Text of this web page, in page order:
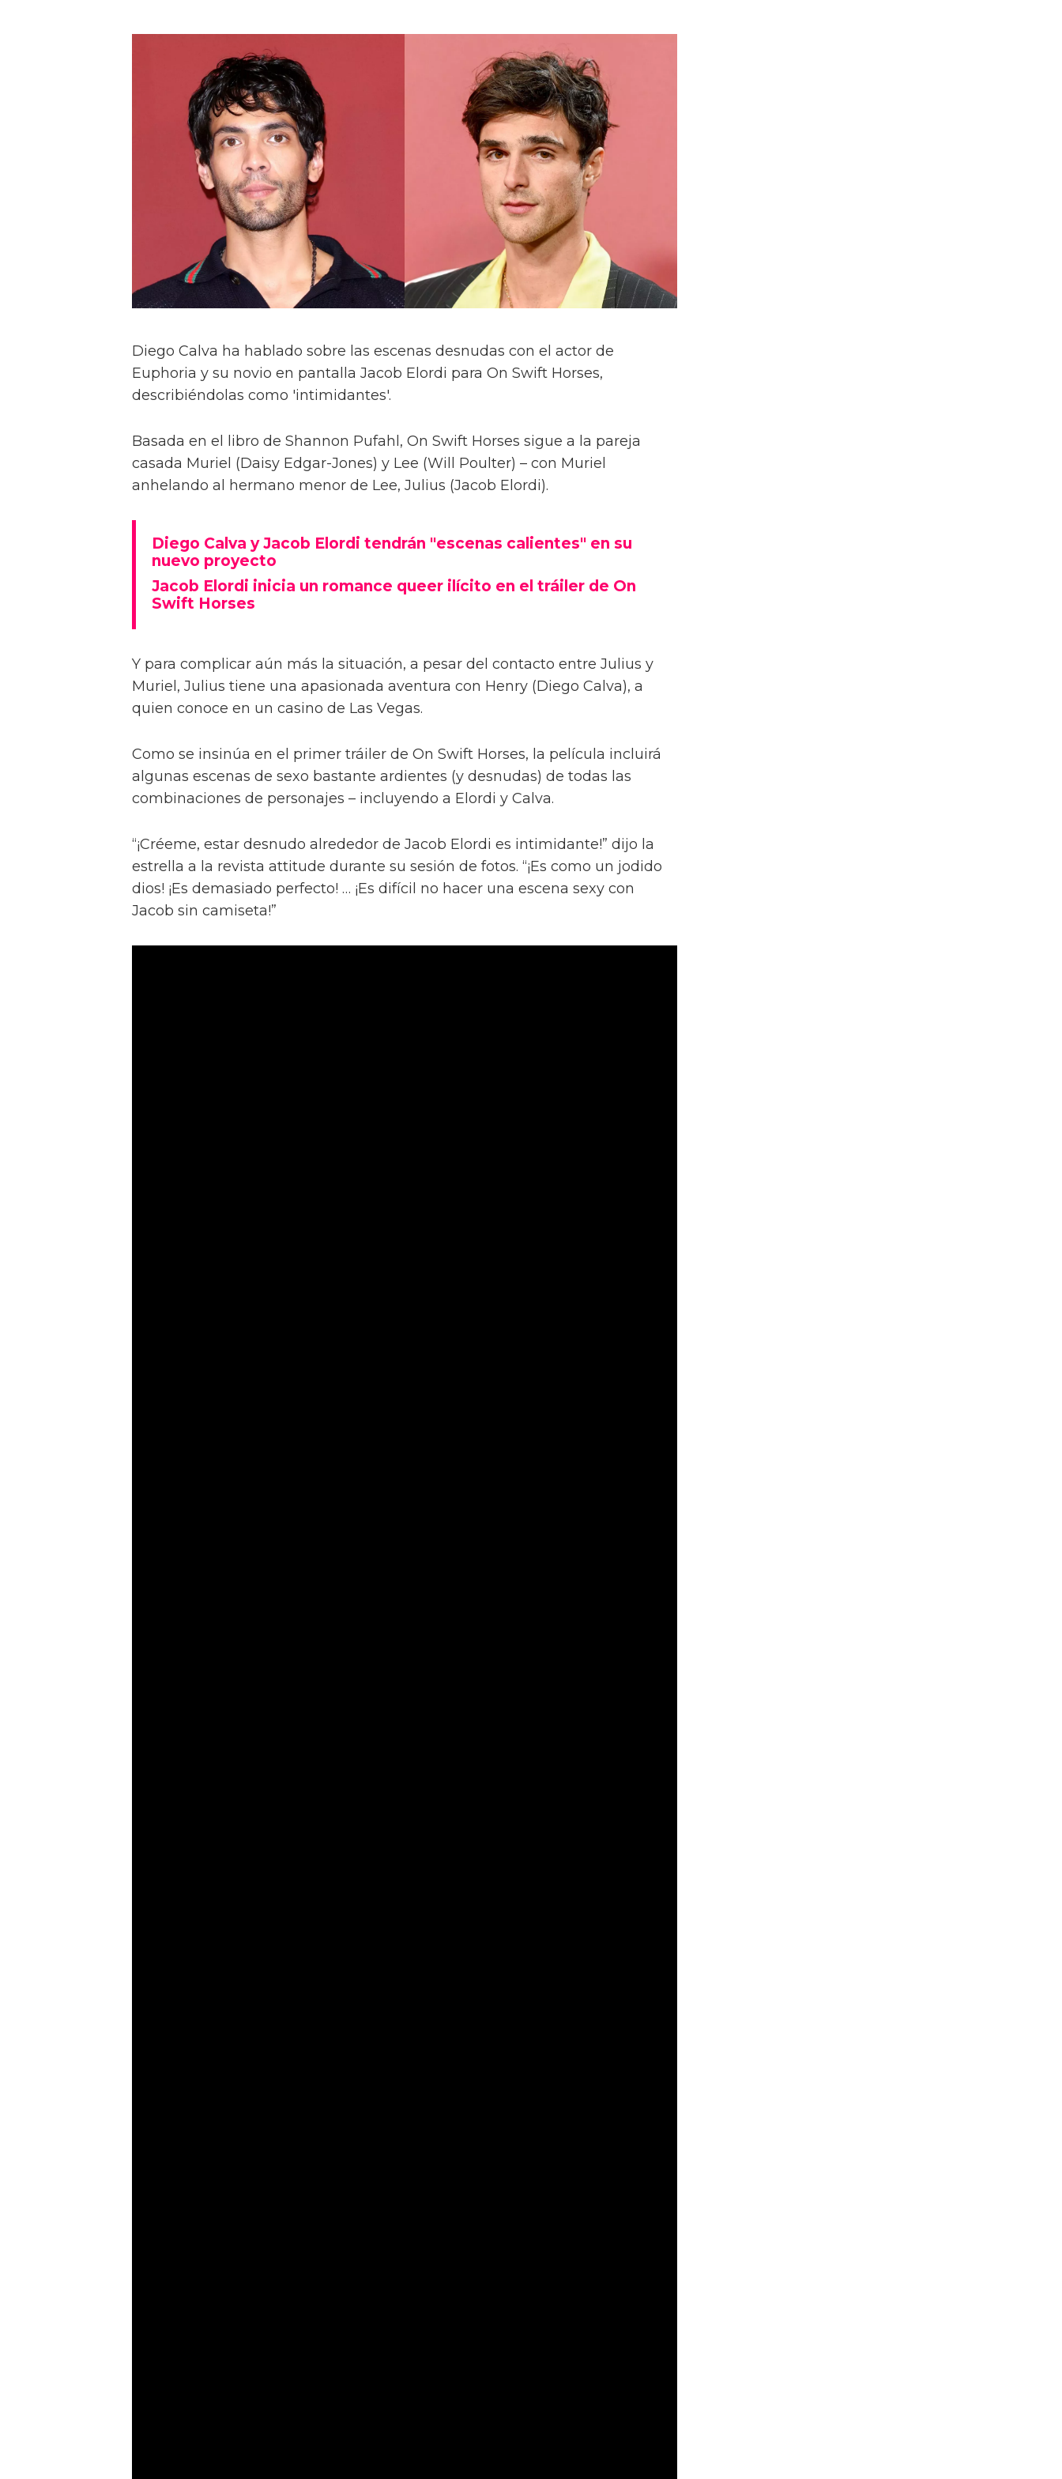
Diego Calva ha hablado sobre las escenas desnudas con el actor de
Euphoria y su novio en pantalla Jacob Elordi para On Swift Horses,
describiéndolas como 'intimidantes'.
Basada en el libro de Shannon Pufahl, On Swift Horses sigue a la pareja
casada Muriel (Daisy Edgar-Jones) y Lee (Will Poulter) – con Muriel
anhelando al hermano menor de Lee, Julius (Jacob Elordi).
Diego Calva y Jacob Elordi tendrán "escenas calientes" en su
nuevo proyecto
Jacob Elordi inicia un romance queer ilícito en el tráiler de On
Swift Horses
Y para complicar aún más la situación, a pesar del contacto entre Julius y
Muriel, Julius tiene una apasionada aventura con Henry (Diego Calva), a
quien conoce en un casino de Las Vegas.
Como se insinúa en el primer tráiler de On Swift Horses, la película incluirá
algunas escenas de sexo bastante ardientes (y desnudas) de todas las
combinaciones de personajes – incluyendo a Elordi y Calva.
“¡Créeme, estar desnudo alrededor de Jacob Elordi es intimidante!” dijo la
estrella a la revista attitude durante su sesión de fotos. “¡Es como un jodido
dios! ¡Es demasiado perfecto! … ¡Es difícil no hacer una escena sexy con
Jacob sin camiseta!”